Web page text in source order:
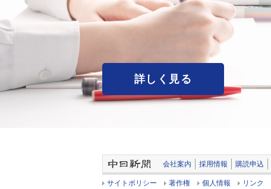
詳しく見る
会社案内 採用情報 購読申込
サイトポリシー 著作権 個人情報 リンク